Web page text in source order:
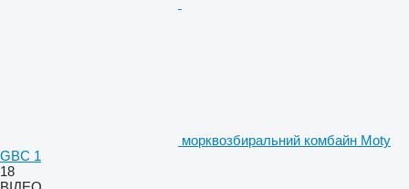
морквозбиральний комбайн Moty
GBC 1
18